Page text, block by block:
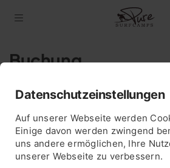
Buchung
Datenschutzeinstellungen
Auf unserer Webseite werden
Einige davon werden zwingend
uns andere ermöglichen, Ihre
unserer Webseite zu verbessern.